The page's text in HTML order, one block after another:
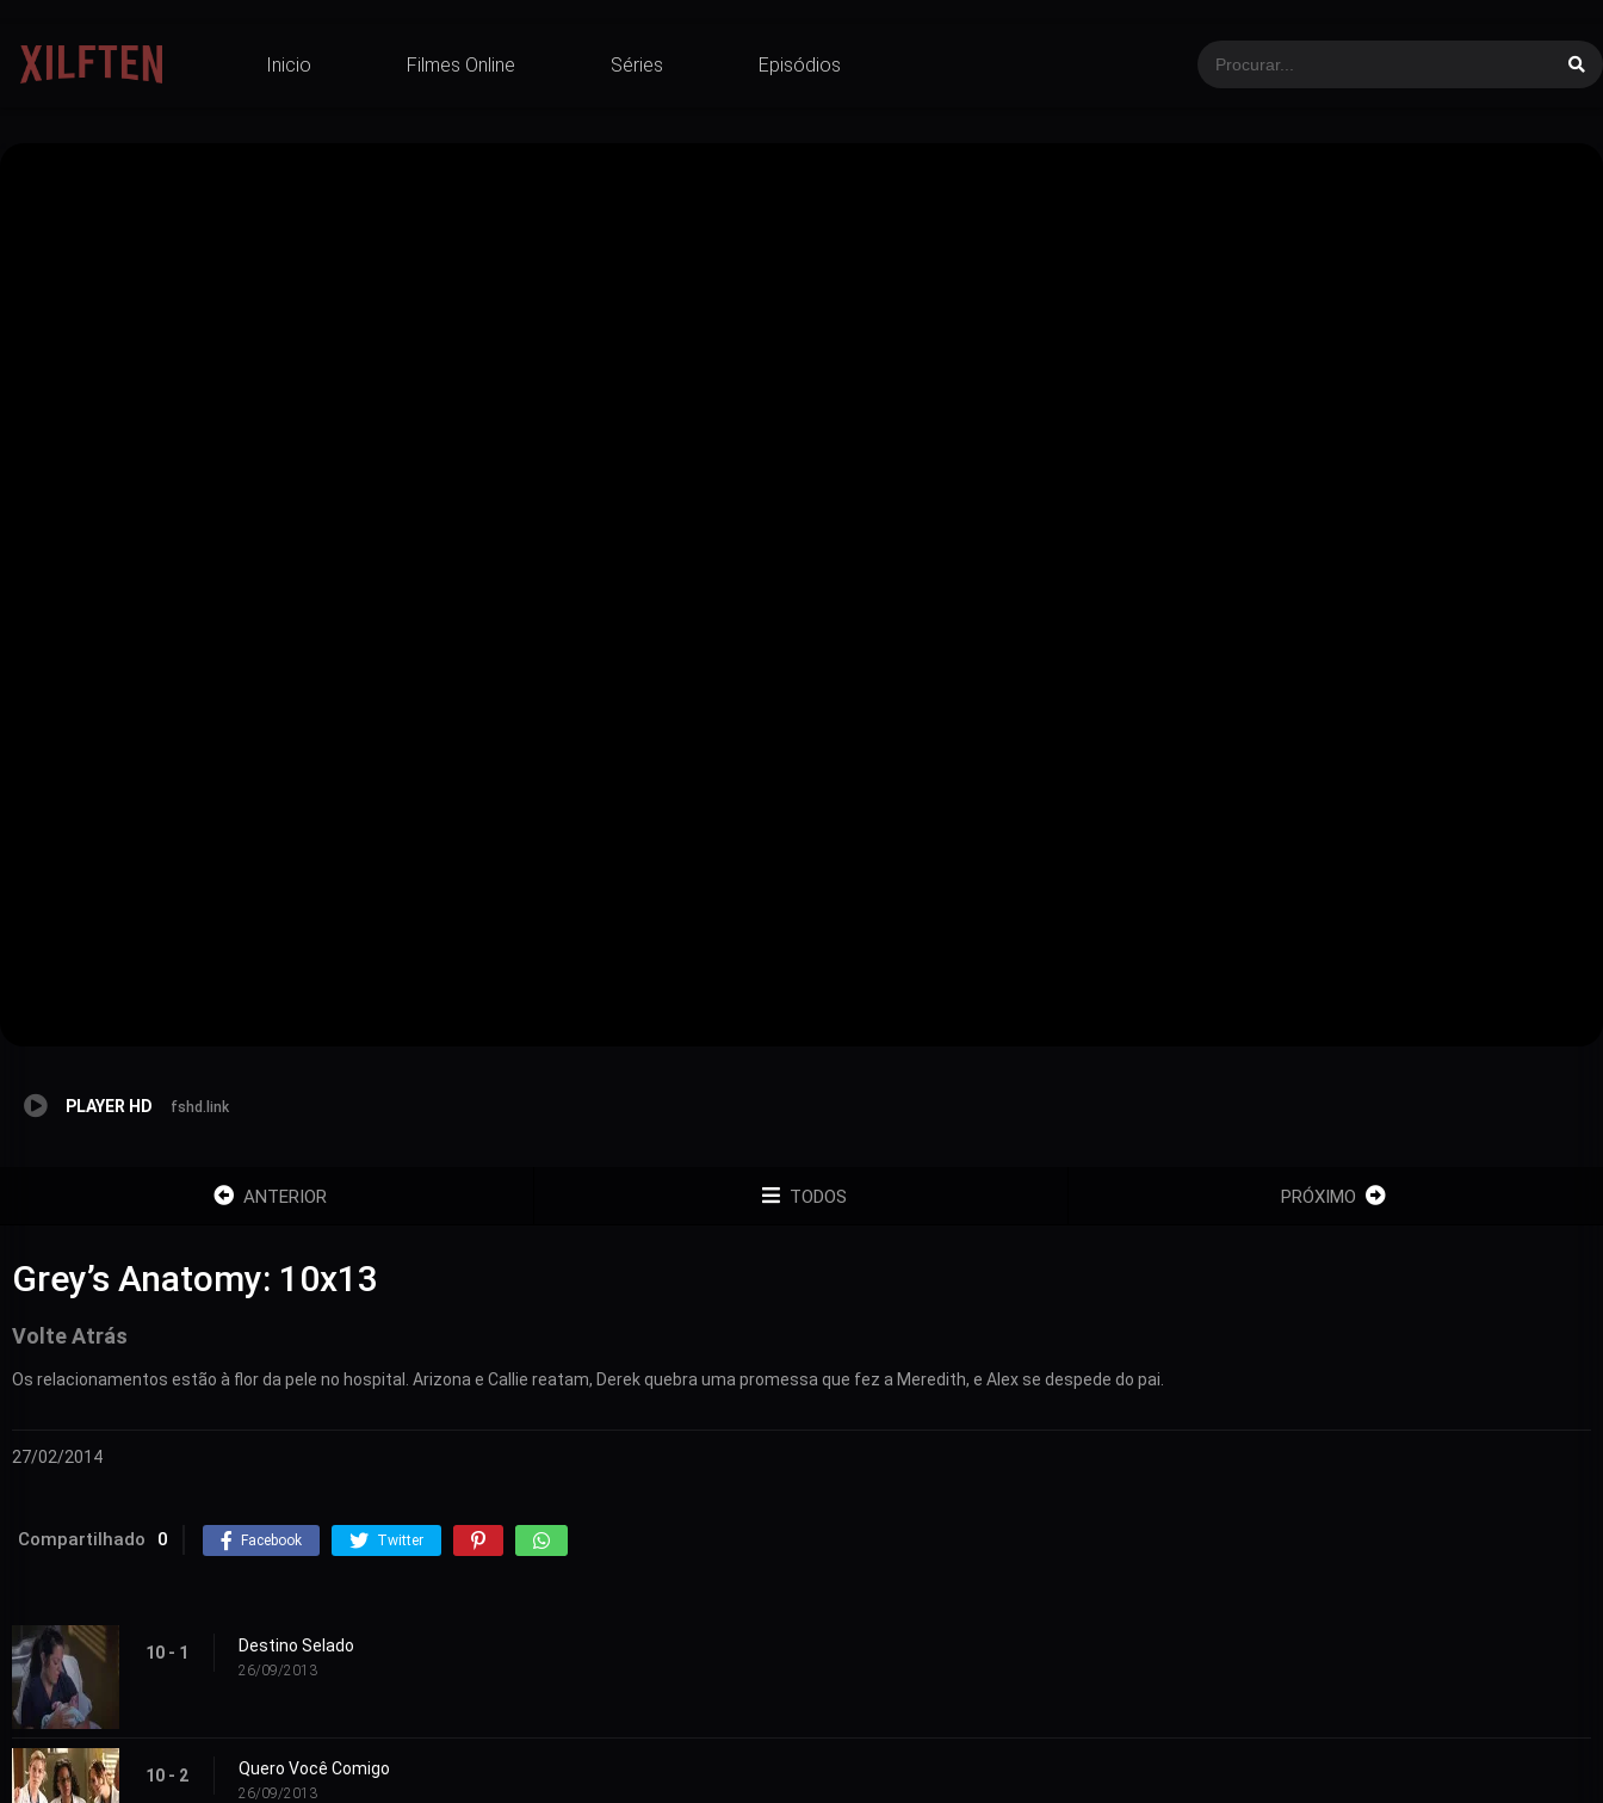
Inicio Filmes Online Séries Episódios
PLAYER HD fshd.link
ANTERIOR TODOS PRÓXIMO
Grey’s Anatomy: 10x13
Volte Atrás
Os relacionamentos estão à flor da pele no hospital. Arizona e Callie reatam, Derek quebra uma promessa que fez a Meredith, e Alex se despede do pai.
27/02/2014
Compartilhado 0 Facebook Twitter
10 - 1 Destino Selado
26/09/2013
10 - 2 Quero Você Comigo
26/09/2013